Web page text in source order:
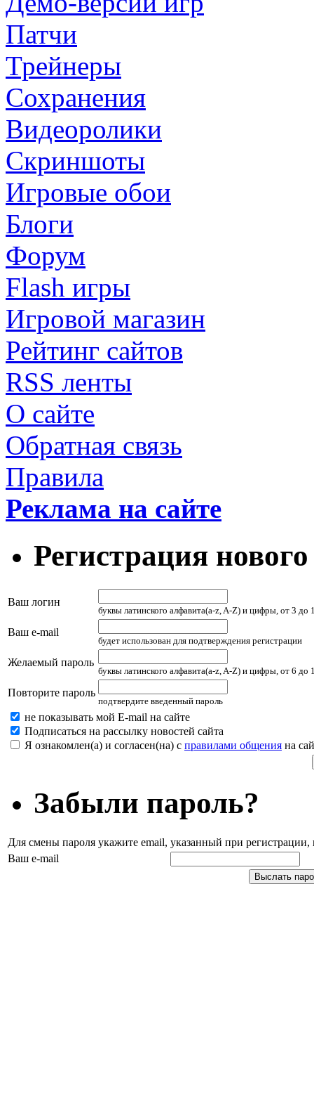
Патчи
Трейнеры
Сохранения
Видеоролики
Скриншоты
Игровые обои
Блоги
Форум
Flash игры
Игровой магазин
Рейтинг сайтов
RSS ленты
О сайте
Обратная связь
Правила
Реклама на сайте
Регистрация
Ваш логин
буквы латинского алфавита(a-z, A-Z) и цифры, от 3 до
Ваш e-mail
будет использован для подтверждения регистрации
Желаемый пароль
буквы латинского алфавита(a-z, A-Z) и цифры, от 6 до
Повторите пароль
подтвердите введенный пароль
не показывать мой E-mail на сайте
Подписаться на рассылку новостей сайта
Я ознакомлен(а) и согласен(на) с правилами общения на
Забыли пароль?
Для смены пароля укажите email, указанный при
Ваш e-mail